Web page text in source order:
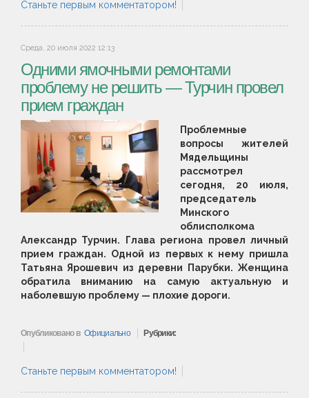
Станьте первым комментатором!
Среда, 20 июля 2022 12:13
Одними ямочными ремонтами
проблему не решить — Турчин провел
прием граждан
Проблемные
вопросы жителей
Мядельщины
рассмотрел
сегодня, 20 июля,
председатель
Минского
облисполкома
Александр Турчин. Глава региона провел личный
прием граждан. Одной из первых к нему пришла
Татьяна Ярошевич из деревни Парубки. Женщина
обратила вниманию на самую актуальную и
наболевшую проблему — плохие дороги.
Опубликовано в Официально Рубрики:
Станьте первым комментатором!